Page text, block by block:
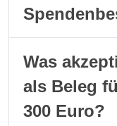
Was
als Beleg
300 Euro?